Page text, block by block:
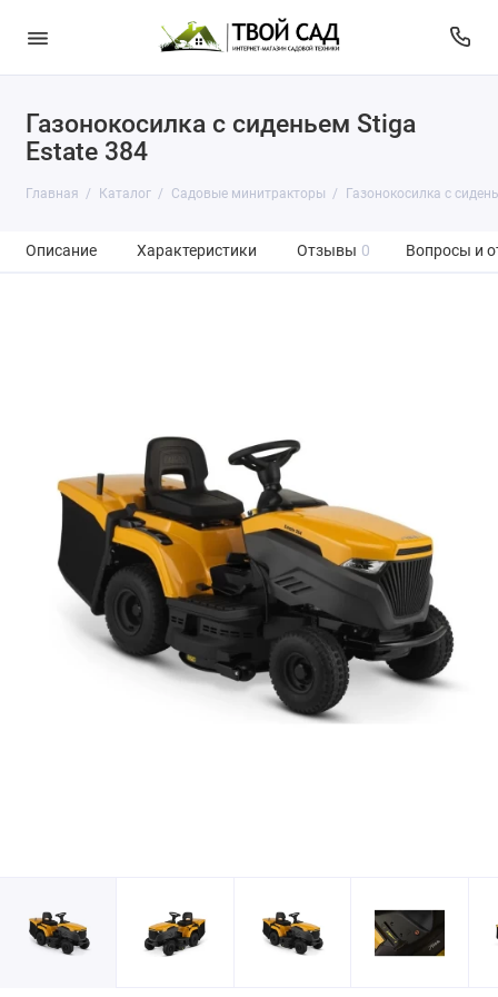
Газонокосилка с сиденьем Stiga
Estate 384
Главная Каталог Садовые минитракторы Газонокосилка с
Описание Характеристики Отзывы 0 Вопросы и